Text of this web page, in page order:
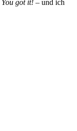
You got it! – und ich